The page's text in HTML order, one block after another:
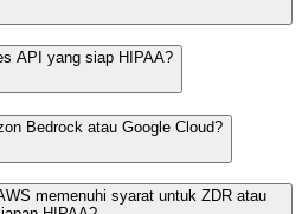
API yang siap HIPAA?
Bedrock atau Google Cloud?
memenuhi syarat untuk ZDR atau